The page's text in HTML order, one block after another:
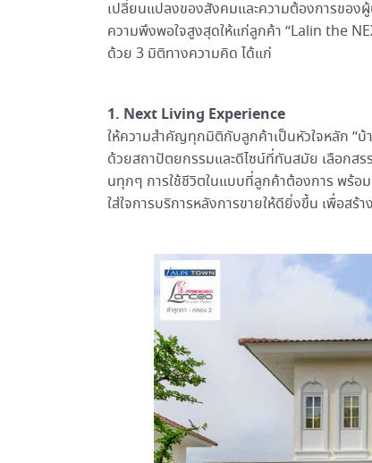
เปลี่ยนแปลงของสังคมและความต้องการของ
ความพึงพอใจสูงสุดให้แก่ลูกค้า “Lalin the
ด้วย 3 มิติทางความคิด ได้แก่
1. Next Living Experience
ให้ความสำคัญทุกมิติกับลูกค้าเป็นหัวใจหลัก “
ด้วยสถาปัตยกรรมและดีไซน์ที่ทันสมัย เลือกส
นทุกๆ การใช้ชีวิตในแบบที่ลูกค้าต้องการ พร้
ใส่ใจการบริการหลังการขายให้ดียิ่งขึ้น เพื่อส